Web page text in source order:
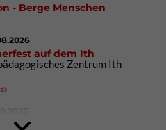
- Berge Menschen
auf dem Ith
Zentrum Ith
Osttirol